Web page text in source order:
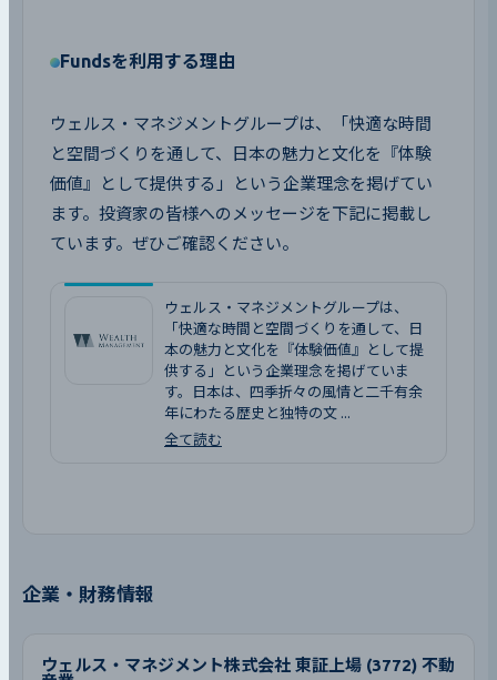
Fundsを利用する理由
ウェルス・マネジメントグループは、「快適な時間
と空間づくりを通して、日本の魅力と文化を『体験
価値』として提供する」という企業理念を掲げてい
ます。投資家の皆様へのメッセージを下記に掲載し
ています。ぜひご確認ください。
ウェルス・マネジメントグループは、
「快適な時間と空間づくりを通して、日
本の魅力と文化を『体験価値』として提
供する」という企業理念を掲げていま
す。日本は、四季折々の風情と二千有余
年にわたる歴史と独特の文 ...
全て読む
企業・財務情報
ウェルス・マネジメント株式会社 東証上場 (3772) 不動